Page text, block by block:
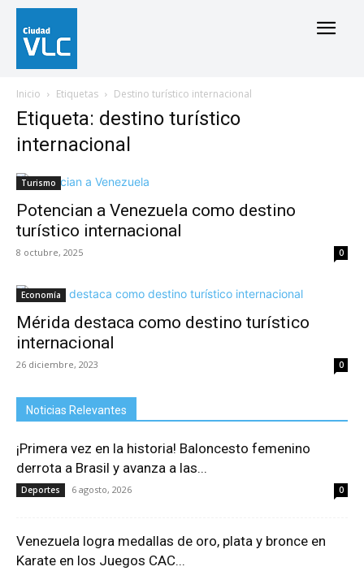
Inicio Etiquetas Destino turístico internacional
Etiqueta: destino turístico
internacional
Turismo
Potencian a Venezuela como destino
turístico internacional
8 octubre, 2025 0
Economía
Mérida destaca como destino turístico
internacional
26 diciembre, 2023 0
Noticias Relevantes
¡Primera vez en la historia! Baloncesto femenino
derrota a Brasil y avanza a las...
Deportes 6 agosto, 2026 0
Venezuela logra medallas de oro, plata y bronce en
Karate en los Juegos CAC...